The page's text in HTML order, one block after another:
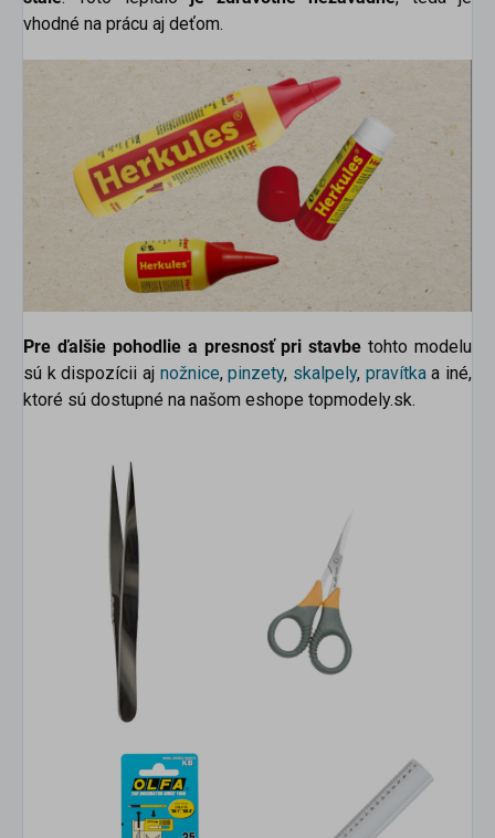
vhodné na prácu aj deťom.
Pre ďalšie pohodlie a presnosť pri stavbe tohto modelu
sú k dispozícii aj nožnice,pinzety, skalpely, pravítkaa iné,
ktoré sú dostupné na našom eshope topmodely.sk.